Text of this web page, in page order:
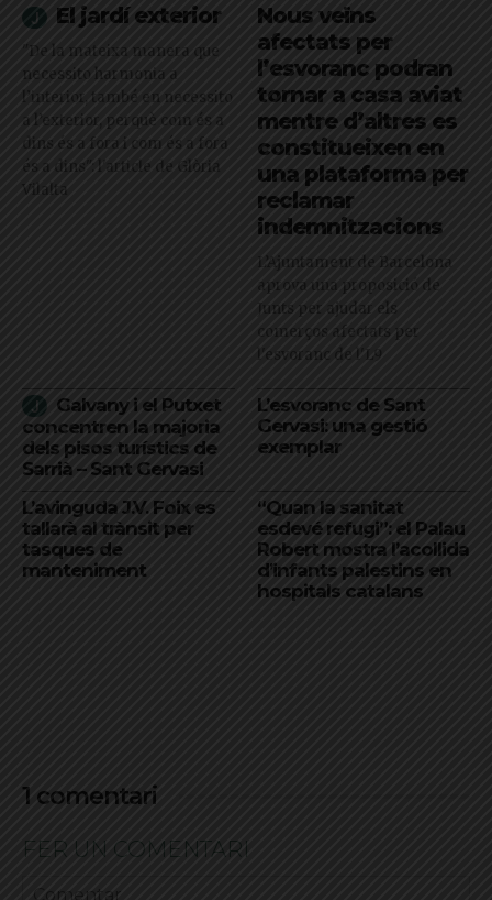
El jardí exterior
"De la mateixa manera que
necessito harmonia a
l’interior, també en necessito
a l’exterior, perquè com és a
dins és a fora i com és a fora
és a dins": l'article de Glòria
Vilalta
Nous veïns
afectats per
l’esvoranc podran
tornar a casa aviat
mentre d’altres es
constitueixen en
una plataforma per
reclamar
indemnitzacions
L’Ajuntament de Barcelona
aprova una proposició de
Junts per ajudar els
comerços afectats per
l'esvoranc de l'L9
Galvany i el Putxet
concentren la majoria
dels pisos turístics de
Sarrià – Sant Gervasi
L’esvoranc de Sant
Gervasi: una gestió
exemplar
L’avinguda J.V. Foix es
tallarà al trànsit per
tasques de
manteniment
“Quan la sanitat
esdevé refugi”: el Palau
Robert mostra l’acollida
d’infants palestins en
hospitals catalans
1 comentari
FER UN COMENTARI